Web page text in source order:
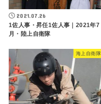
2021.07.26
1佐人事・昇任1佐人事｜2021年7
月・陸上自衛隊
海上自衛隊